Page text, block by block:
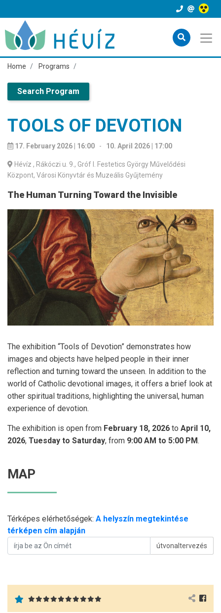
Home Programs
Search Program
TOOLS OF DEVOTION
17. February 2026 | 16:00 - 10. April 2026 | 17:00
Hévíz , Rákóczi u. 9., Gróf I. Festetics György Művelődési
Központ, Városi Könyvtár és Muzeális Gyűjtemény
The Human Turning Toward the Invisible
The exhibition “Tools of Devotion” demonstrates how
images and objects have helped people in their inner
reflection and turning toward the unseen. In addition to the
world of Catholic devotional images, it offers a brief look at
other spiritual traditions, highlighting the universal, human
experience of devotion.
The exhibition is open from February 18, 2026 to April 10,
2026, Tuesday to Saturday, from 9:00 AM to 5:00 PM.
MAP
Térképes elérhetőségek: A helyszín megtekintése
térképen cím alapján
útvonaltervezés